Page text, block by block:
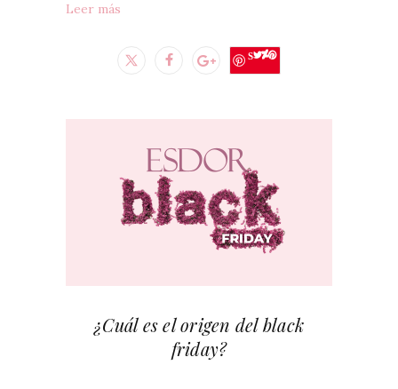
Leer más
Save
¿Cuál es el origen del black
friday?